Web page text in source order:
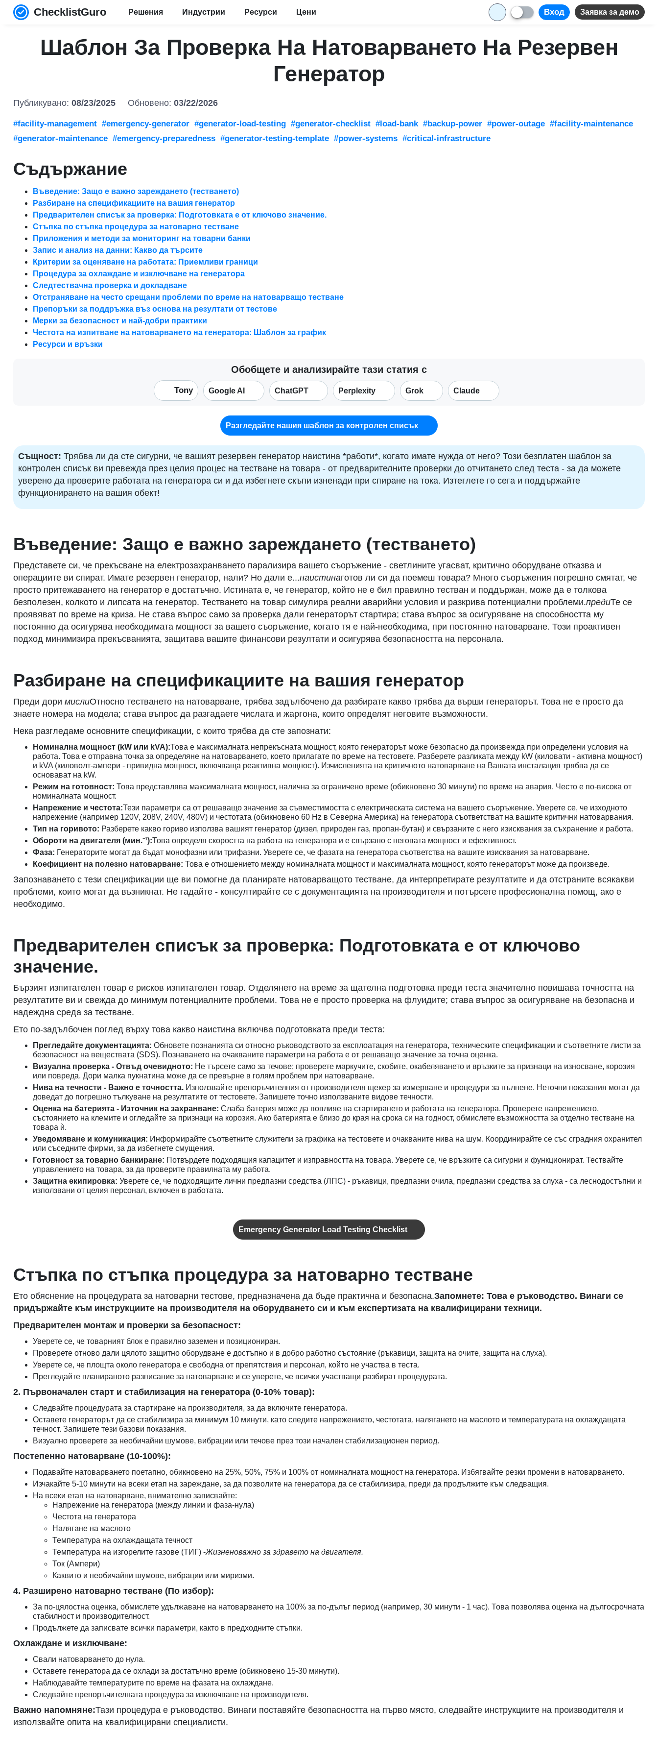
ChecklistGuro Решения Индустрии Ресурси Цени Вход Заявка за демо
Шаблон За Проверка На Натоварването На Резервен
Генератор
Публикувано: 08/23/2025 Обновено: 03/22/2026
#facility-management #emergency-generator #generator-load-testing #generator-checklist #load-bank #backup-power #power-outage #facility-maintenance
#generator-maintenance #emergency-preparedness #generator-testing-template #power-systems #critical-infrastructure
Съдържание
Въведение: Защо е важно зареждането (тестването)
Разбиране на спецификациите на вашия генератор
Предварителен списък за проверка: Подготовката е от ключово значение.
Стъпка по стъпка процедура за натоварно тестване
Приложения и методи за мониторинг на товарни банки
Запис и анализ на данни: Какво да търсите
Критерии за оценяване на работата: Приемливи граници
Процедура за охлаждане и изключване на генератора
Следтествачна проверка и докладване
Отстраняване на често срещани проблеми по време на натоварващо тестване
Препоръки за поддръжка въз основа на резултати от тестове
Мерки за безопасност и най-добри практики
Честота на изпитване на натоварването на генератора: Шаблон за график
Ресурси и връзки
Обобщете и анализирайте тази статия с
Tony Google AI ChatGPT Perplexity Grok Claude
Разгледайте нашия шаблон за контролен списък
Същност: Трябва ли да сте сигурни, че вашият резервен генератор наистина *работи*, когато имате нужда от него? Този безплатен шаблон за
контролен списък ви превежда през целия процес на тестване на товара - от предварителните проверки до отчитането след теста - за да можете
уверено да проверите работата на генератора си и да избегнете скъпи изненади при спиране на тока. Изтеглете го сега и поддържайте
функционирането на вашия обект!
Въведение: Защо е важно зареждането (тестването)
Представете си, че прекъсване на електрозахранването парализира вашето съоръжение - светлините угасват, критично оборудване отказва и
операциите ви спират. Имате резервен генератор, нали? Но дали е...наистинаготов ли си да поемеш товара? Много съоръжения погрешно смятат, че
просто притежаването на генератор е достатъчно. Истината е, че генератор, който не е бил правилно тестван и поддържан, може да е толкова
безполезен, колкото и липсата на генератор. Тестването на товар симулира реални аварийни условия и разкрива потенциални проблеми.предиТе се
проявяват по време на криза. Не става въпрос само за проверка дали генераторът стартира; става въпрос за осигуряване на способността му
постоянно да осигурява необходимата мощност за вашето съоръжение, когато тя е най-необходима, при постоянно натоварване. Този проактивен
подход минимизира прекъсванията, защитава вашите финансови резултати и осигурява безопасността на персонала.
Разбиране на спецификациите на вашия генератор
Преди дори мислиОтносно тестването на натоварване, трябва задълбочено да разбирате какво трябва да върши генераторът. Това не е просто да
знаете номера на модела; става въпрос да разгадаете числата и жаргона, които определят неговите възможности.
Нека разгледаме основните спецификации, с които трябва да сте запознати:
Номинална мощност (kW или kVA):Това е максималната непрекъсната мощност, която генераторът може безопасно да произвежда при определени условия на
работа. Това е отправна точка за определяне на натоварването, което прилагате по време на тестовете. Разберете разликата между kW (киловати - активна мощност)
и kVA (киловолт-ампери - привидна мощност, включваща реактивна мощност). Изчисленията на критичното натоварване на Вашата инсталация трябва да се
основават на kW.
Режим на готовност: Това представлява максималната мощност, налична за ограничено време (обикновено 30 минути) по време на авария. Често е по-висока от
номиналната мощност.
Напрежение и честота:Тези параметри са от решаващо значение за съвместимостта с електрическата система на вашето съоръжение. Уверете се, че изходното
напрежение (например 120V, 208V, 240V, 480V) и честотата (обикновено 60 Hz в Северна Америка) на генератора съответстват на вашите критични натоварвания.
Тип на горивото: Разберете какво гориво използва вашият генератор (дизел, природен газ, пропан-бутан) и свързаните с него изисквания за съхранение и работа.
Обороти на двигателя (мин.⁻¹):Това определя скоростта на работа на генератора и е свързано с неговата мощност и ефективност.
Фаза: Генераторите могат да бъдат монофазни или трифазни. Уверете се, че фазата на генератора съответства на вашите изисквания за натоварване.
Коефициент на полезно натоварване: Това е отношението между номиналната мощност и максималната мощност, която генераторът може да произведе.
Запознаването с тези спецификации ще ви помогне да планирате натоварващото тестване, да интерпретирате резултатите и да отстраните всякакви
проблеми, които могат да възникнат. Не гадайте - консултирайте се с документацията на производителя и потърсете професионална помощ, ако е
необходимо.
Предварителен списък за проверка: Подготовката е от ключово
значение.
Бързият изпитателен товар е рисков изпитателен товар. Отделянето на време за щателна подготовка преди теста значително повишава точността на
резултатите ви и свежда до минимум потенциалните проблеми. Това не е просто проверка на флуидите; става въпрос за осигуряване на безопасна и
надеждна среда за тестване.
Ето по-задълбочен поглед върху това какво наистина включва подготовката преди теста:
Прегледайте документацията: Обновете познанията си относно ръководството за експлоатация на генератора, техническите спецификации и съответните листи за
безопасност на веществата (SDS). Познаването на очакваните параметри на работа е от решаващо значение за точна оценка.
Визуална проверка - Отвъд очевидното: Не търсете само за течове; проверете маркучите, скобите, окабеляването и връзките за признаци на износване, корозия
или повреда. Дори малка пукнатина може да се превърне в голям проблем при натоварване.
Нива на течности - Важно е точността. Използвайте препоръчителния от производителя щекер за измерване и процедури за пълнене. Неточни показания могат да
доведат до погрешно тълкуване на резултатите от тестовете. Запишете точно използваните видове течности.
Оценка на батерията - Източник на захранване: Слаба батерия може да повлияе на стартирането и работата на генератора. Проверете напрежението,
състоянието на клемите и огледайте за признаци на корозия. Ако батерията е близо до края на срока си на годност, обмислете възможността за отделно тестване на
товара ѝ.
Уведомяване и комуникация: Информирайте съответните служители за графика на тестовете и очакваните нива на шум. Координирайте се със сградния охранител
или съседните фирми, за да избегнете смущения.
Готовност за товарно банкиране: Потвърдете подходящия капацитет и изправността на товара. Уверете се, че връзките са сигурни и функционират. Тествайте
управлението на товара, за да проверите правилната му работа.
Защитна екипировка: Уверете се, че подходящите лични предпазни средства (ЛПС) - ръкавици, предпазни очила, предпазни средства за слуха - са леснодостъпни и
използвани от целия персонал, включен в работата.
Emergency Generator Load Testing Checklist
Стъпка по стъпка процедура за натоварно тестване
Ето обяснение на процедурата за натоварни тестове, предназначена да бъде практична и безопасна.Запомнете: Това е ръководство. Винаги се
придържайте към инструкциите на производителя на оборудването си и към експертизата на квалифицирани техници.
Предварителен монтаж и проверки за безопасност:
Уверете се, че товарният блок е правилно заземен и позициониран.
Проверете отново дали цялото защитно оборудване е достъпно и в добро работно състояние (ръкавици, защита на очите, защита на слуха).
Уверете се, че площта около генератора е свободна от препятствия и персонал, който не участва в теста.
Прегледайте планираното разписание за натоварване и се уверете, че всички участващи разбират процедурата.
2. Първоначален старт и стабилизация на генератора (0-10% товар):
Следвайте процедурата за стартиране на производителя, за да включите генератора.
Оставете генераторът да се стабилизира за минимум 10 минути, като следите напрежението, честотата, налягането на маслото и температурата на охлаждащата
течност. Запишете тези базови показания.
Визуално проверете за необичайни шумове, вибрации или течове през този начален стабилизационен период.
Постепенно натоварване (10-100%):
Подавайте натоварването поетапно, обикновено на 25%, 50%, 75% и 100% от номиналната мощност на генератора. Избягвайте резки промени в натоварването.
Изчакайте 5-10 минути на всеки етап на зареждане, за да позволите на генератора да се стабилизира, преди да продължите към следващия.
На всеки етап на натоварване, внимателно записвайте:
Напрежение на генератора (между линии и фаза-нула)
Честота на генератора
Налягане на маслото
Температура на охлаждащата течност
Температура на изгорелите газове (ТИГ) -Жизненоважно за здравето на двигателя.
Ток (Ампери)
Каквито и необичайни шумове, вибрации или миризми.
4. Разширено натоварно тестване (По избор):
За по-цялостна оценка, обмислете удължаване на натоварването на 100% за по-дълъг период (например, 30 минути - 1 час). Това позволява оценка на дългосрочната
стабилност и производителност.
Продължете да записвате всички параметри, както в предходните стъпки.
Охлаждане и изключване:
Свали натоварването до нула.
Оставете генератора да се охлади за достатъчно време (обикновено 15-30 минути).
Наблюдавайте температурите по време на фазата на охлаждане.
Следвайте препоръчителната процедура за изключване на производителя.
Важно напомняне:Тази процедура е ръководство. Винаги поставяйте безопасността на първо място, следвайте инструкциите на производителя и
използвайте опита на квалифицирани специалисти.